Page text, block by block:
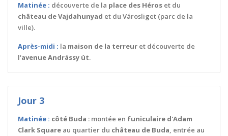
Matinée : découverte de la place des Héros et du
château de Vajdahunyad et du Városliget (parc de la
ville).
Après-midi : la maison de la terreur et découverte de
l'avenue Andrássy út.
Jour 3
Matinée : côté Buda : montée en funiculaire d'Adam
Clark Square au quartier du château de Buda, entrée au